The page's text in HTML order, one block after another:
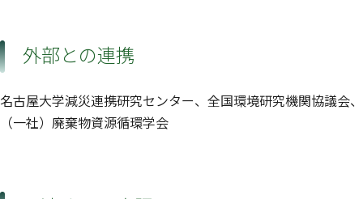
外部との連携
名古屋大学減災連携研究センター、全国環境研究機関協議会、
（一社）廃棄物資源循環学会